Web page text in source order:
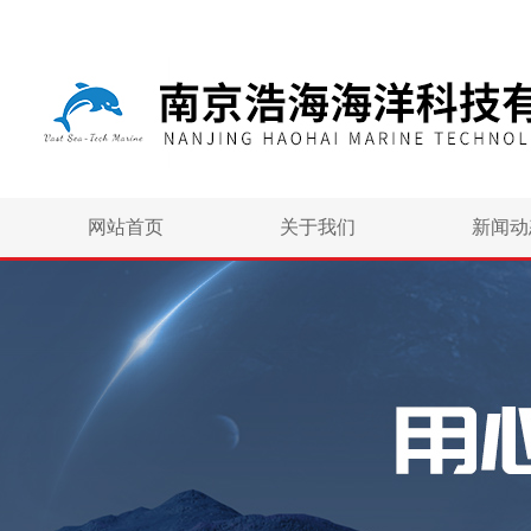
网站首页 关于我们 新闻